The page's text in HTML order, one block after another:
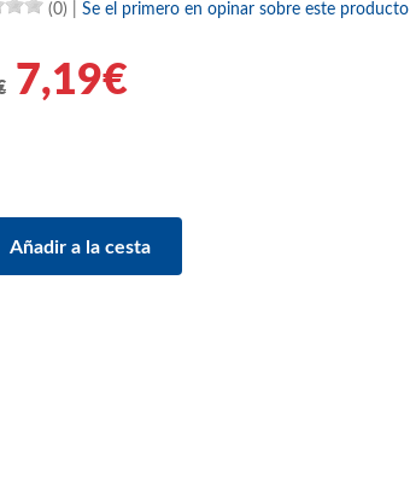
(0) Se el primero en opinar sobre este producto
7,19€